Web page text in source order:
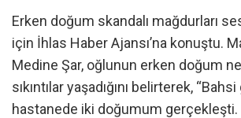
Erken doğum skandalı mağdurları
için İhlas Haber Ajansı’na konuştu.
Medine Şar, oğlunun erken doğum
sıkıntılar yaşadığını belirterek,
hastanede iki doğumum gerçekleşti.